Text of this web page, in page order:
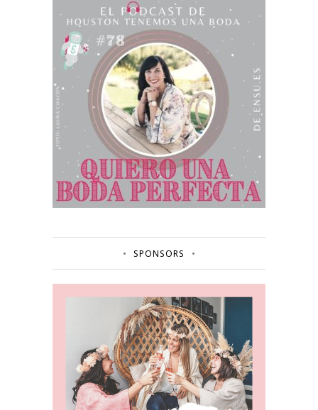
SPONSORS